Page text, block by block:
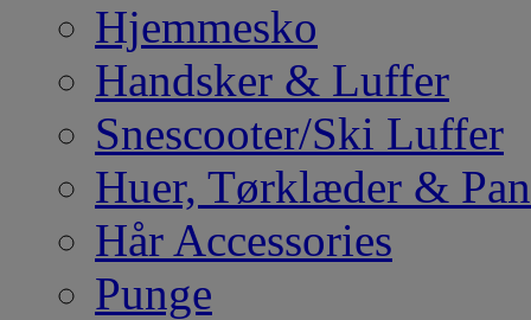
Hjemmesko
Handsker & Luffer
Snescooter/Ski Luffer
Huer, Tørklæder &
Hår Accessories
Punge